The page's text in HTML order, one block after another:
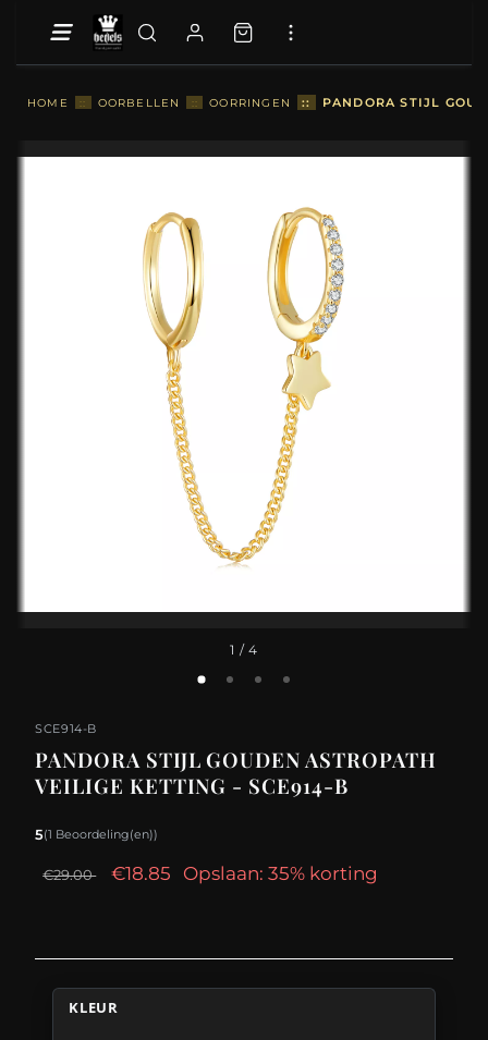
HOME :: OORBELLEN :: OORRINGEN :: PANDORA STIJL
1 / 4
SCE914-B
PANDORA STIJL GOUDEN ASTROPATH
VEILIGE KETTING - SCE914-B
5(1 Beoordeling(en))
€29.00 €18.85 Opslaan: 35% korting
KLEUR